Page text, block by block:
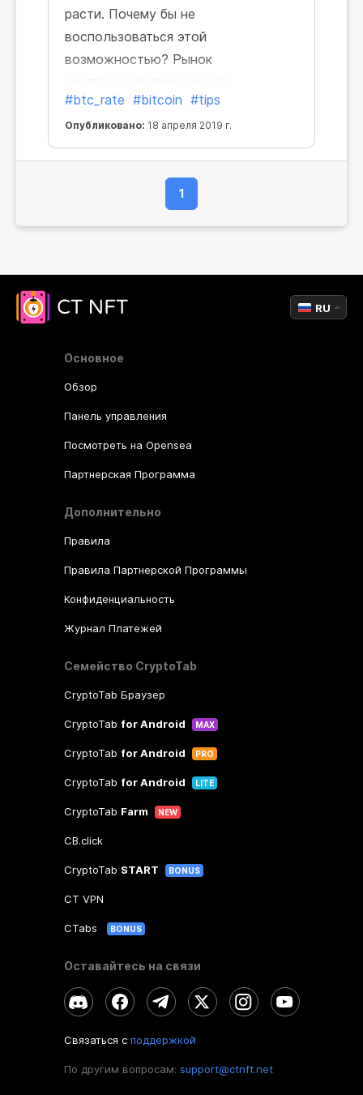
расти. Почему бы не
воспользоваться этой
возможностью? Рынок
интенсивный подъем, и лучший
момент, чтобы заняться майнингом
— прямо сейчас!"
#btc_rate #bitcoin #tips
Опубликовано: 18 апреля 2019 г.
1
Основное
Обзор
Панель управления
Посмотреть на Opensea
Партнерская Программа
Дополнительно
Правила
Правила Партнерской Программы
Конфиденциальность
Журнал Платежей
Семейство CryptoTab
CryptoTab Браузер
CryptoTab for Android MAX
CryptoTab for Android PRO
CryptoTab for Android LITE
CryptoTab Farm NEW
CB.click
CryptoTab START BONUS
CT VPN
CTabs BONUS
Оставайтесь на связи
Связаться с поддержкой
По другим вопросам: support@ctnft.net
RU